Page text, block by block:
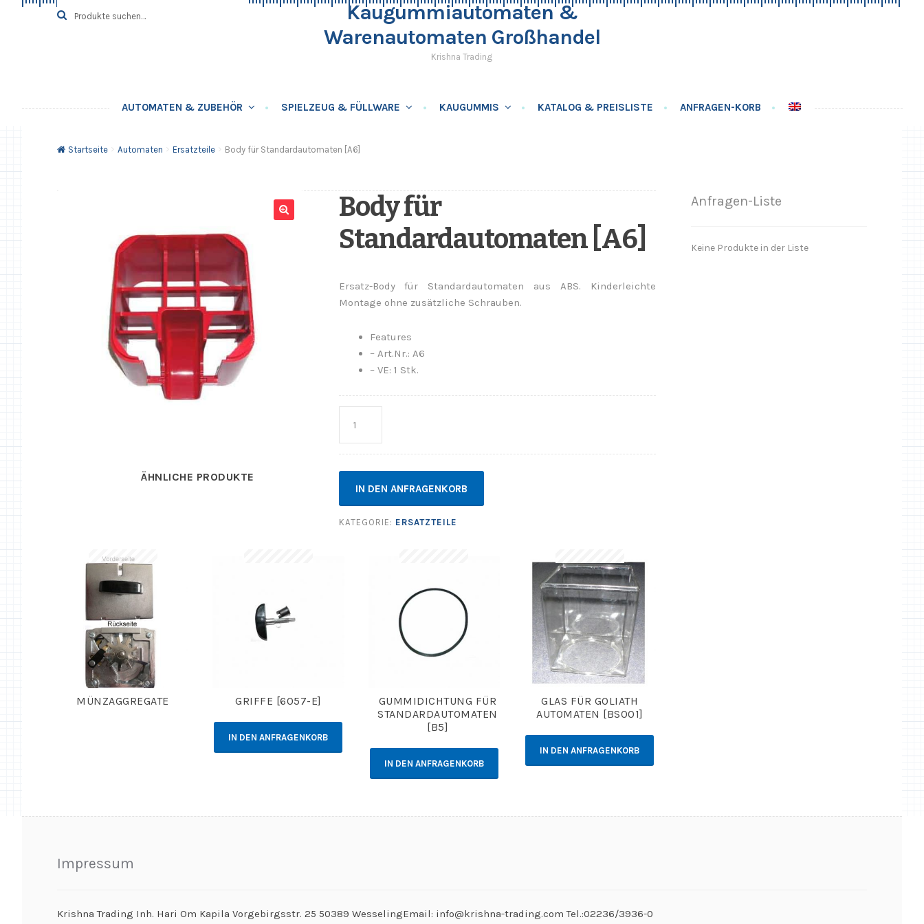
Zur
Navigation
Springe
zum
Suche
nach:
SUCHE
Kaugummiautomaten &
Warenautomaten Großhandel
Krishna Trading
AUTOMATEN & ZUBEHÖR SPIELZEUG & FÜLLWARE KAUGUMMIS KATALOG & PREISLISTE ANFRAGEN-KORB
Startseite Automaten Ersatzteile Body für Standardautomaten [A6]
Body für
Standardautomaten [A6]
Ersatz-Body für Standardautomaten aus ABS. Kinderleichte
Montage ohne zusätzliche Schrauben.
Features
– Art.Nr.: A6
– VE: 1 Stk.
IN DEN ANFRAGENKORB
KATEGORIE: ERSATZTEILE
ÄHNLICHE PRODUKTE
MÜNZAGGREGATE GRIFFE [6057-E]
IN DEN ANFRAGENKORB
GUMMIDICHTUNG FÜR
STANDARDAUTOMATEN
[B5]
IN DEN ANFRAGENKORB
GLAS FÜR GOLIATH
AUTOMATEN [BS001]
IN DEN ANFRAGENKORB
Anfragen-Liste
Keine Produkte in der Liste
Impressum
Krishna Trading Inh. Hari Om Kapila Vorgebirgsstr. 25 50389 WesselingEmail: info@krishna-trading.com Tel.:02236/3936-0